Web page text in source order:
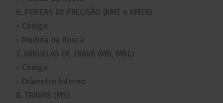
6. PORCAS DE PRECISÃO (KMT e KMTA)
› Código
› Medida da Rosca
7. ARRUELAS DE TRAVA (MB, MBL)
› Código
› Diâmetro Interno
8. TRAVAS (MS)